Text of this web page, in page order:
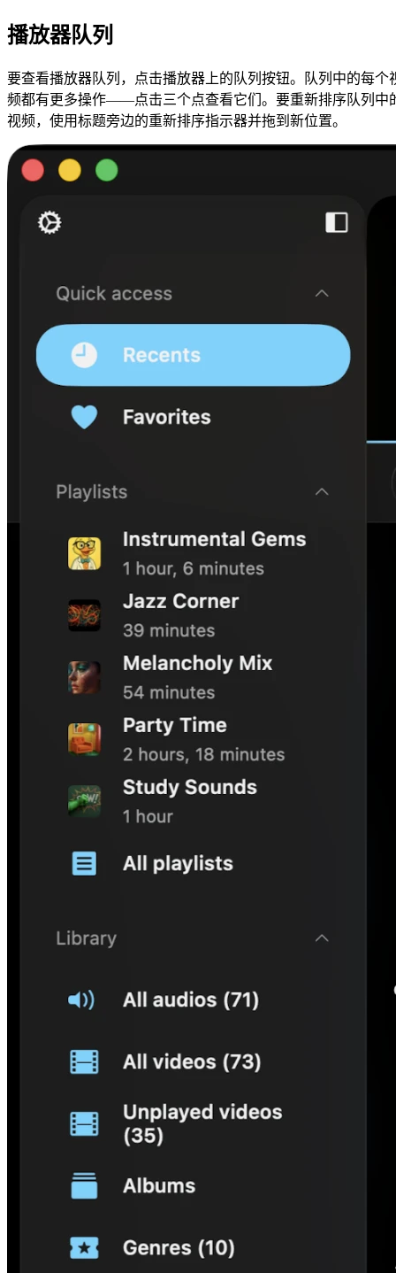
播放器队列
要查看播放器队列，点击播放器上的队列按钮。队列中的每个
频都有更多操作——点击三个点查看它们。要重新排序队列中
视频，使用标题旁边的重新排序指示器并拖到新位置。